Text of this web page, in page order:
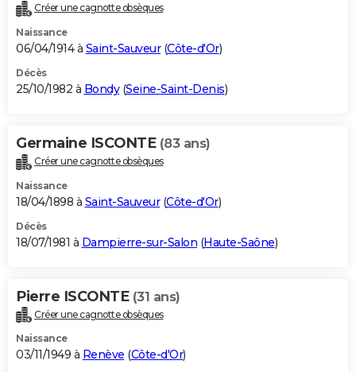
Créer une cagnotte obsèques
Naissance
06/04/1914 à Saint-Sauveur(Côte-d'Or)
Décès
25/10/1982 à Bondy(Seine-Saint-Denis)
Germaine ISCONTE (83 ans)
Créer une cagnotte obsèques
Naissance
18/04/1898 à Saint-Sauveur(Côte-d'Or)
Décès
18/07/1981 à Dampierre-sur-Salon (Haute-Saône)
Pierre ISCONTE (31 ans)
Créer une cagnotte obsèques
Naissance
03/11/1949 à Renève (Côte-d'Or)